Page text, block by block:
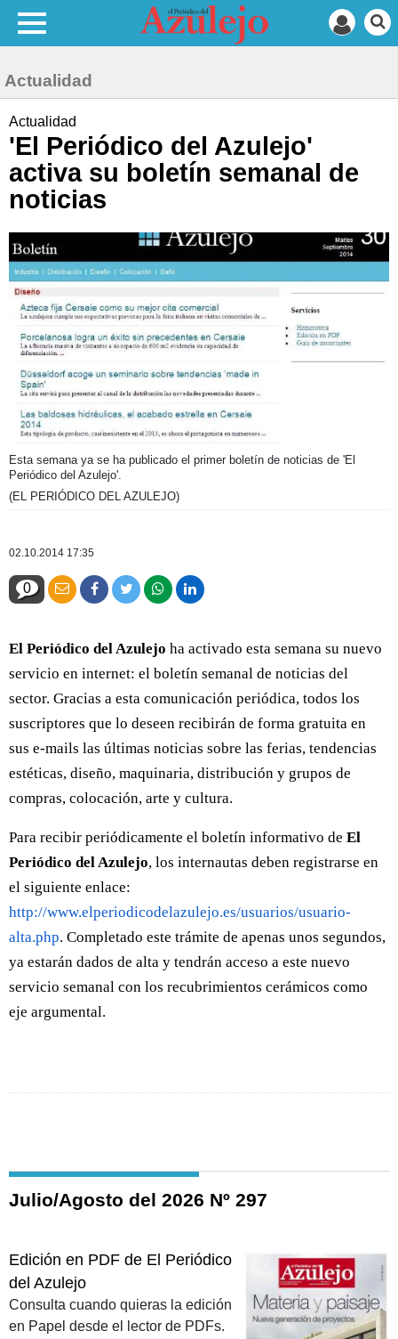
Actualidad
Actualidad
'El Periódico del Azulejo'
activa su boletín semanal de
noticias
Esta semana ya se ha publicado el primer boletín de noticias de 'El
Periódico del Azulejo'.
(EL PERIÓDICO DEL AZULEJO)
02.10.2014 17:35
0
El Periódico del Azulejo ha activado esta semana su nuevo
servicio en internet: el boletín semanal de noticias del
sector. Gracias a esta comunicación periódica, todos los
suscriptores que lo deseen recibirán de forma gratuita en
sus e-mails las últimas noticias sobre las ferias, tendencias
estéticas, diseño, maquinaria, distribución y grupos de
compras, colocación, arte y cultura.
Para recibir periódicamente el boletín informativo de El
Periódico del Azulejo, los internautas deben registrarse en
el siguiente enlace:
http://www.elperiodicodelazulejo.es/usuarios/usuario-
alta.php. Completado este trámite de apenas unos segundos,
ya estarán dados de alta y tendrán acceso a este nuevo
servicio semanal con los recubrimientos cerámicos como
eje argumental.
Julio/Agosto del 2026 Nº 297
Edición en PDF de El Periódico
del Azulejo
Consulta cuando quieras la edición
en Papel desde el lector de PDFs.